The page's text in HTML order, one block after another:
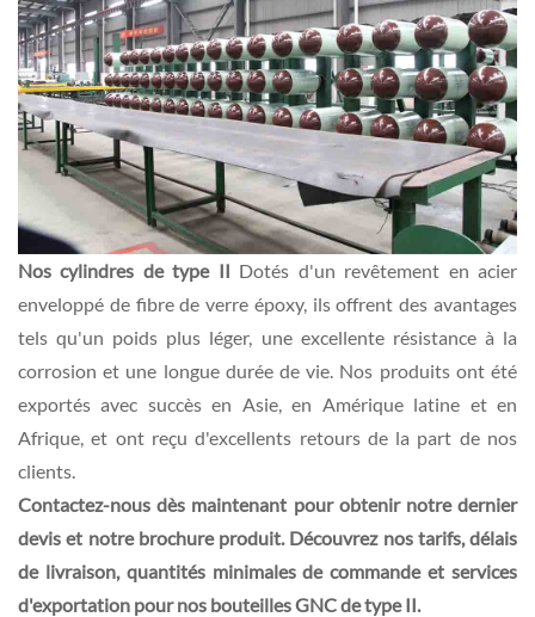
Nos cylindres de type II Dotés d'un revêtement en acier
enveloppé de fibre de verre époxy, ils offrent des avantages
tels qu'un poids plus léger, une excellente résistance à la
corrosion et une longue durée de vie. Nos produits ont été
exportés avec succès en Asie, en Amérique latine et en
Afrique, et ont reçu d'excellents retours de la part de nos
clients.
Contactez-nous dès maintenant pour obtenir notre dernier
devis et notre brochure produit. Découvrez nos tarifs, délais
de livraison, quantités minimales de commande et services
d'exportation pour nos bouteilles GNC de type II.